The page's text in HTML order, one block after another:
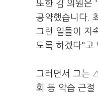
또한 김 의원은
공약했습니다.
그런 일들이 지
도록 하겠다"고
그러면서 그는
회 등 악습 근